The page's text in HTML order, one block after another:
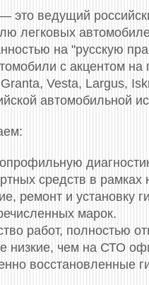
это ведущий
легковых
на "русскую
с акцентом
Vesta, Largus,
автомобильной
средств в
ремонт и установку
марок.
работ, полностью
низкие, чем на СТО
восстановленные